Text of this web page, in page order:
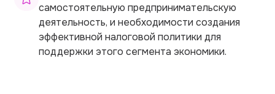
самостоятельную предпринимательскую
деятельность, и необходимости создания
эффективной налоговой политики для
поддержки этого сегмента экономики.